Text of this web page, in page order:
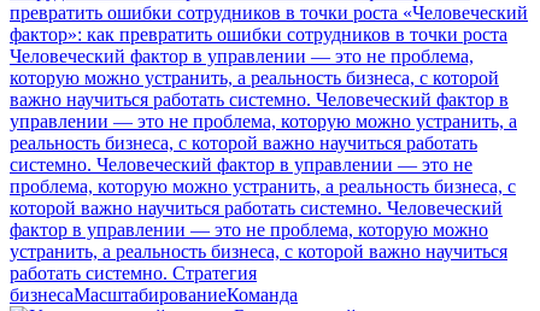
превратить ошибки сотрудников в точки роста «Человеческий
фактор»: как превратить ошибки сотрудников в точки роста
Человеческий фактор в управлении — это не проблема,
которую можно устранить, а реальность бизнеса, с которой
важно научиться работать системно. Человеческий фактор в
управлении — это не проблема, которую можно устранить, а
реальность бизнеса, с которой важно научиться работать
системно. Человеческий фактор в управлении — это не
проблема, которую можно устранить, а реальность бизнеса, с
которой важно научиться работать системно. Человеческий
фактор в управлении — это не проблема, которую можно
устранить, а реальность бизнеса, с которой важно научиться
работать системно. Стратегия
бизнесаМасштабированиеКоманда